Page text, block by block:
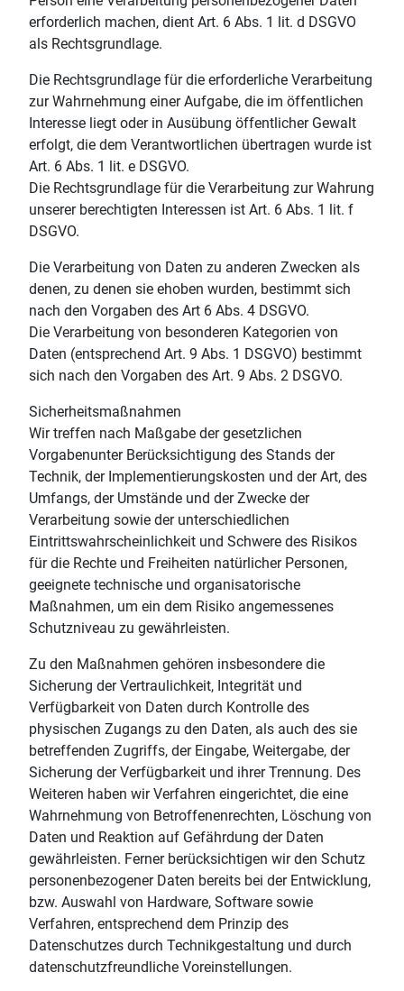
erforderlich machen, dient Art. 6 Abs. 1 lit. d DSGVO
als Rechtsgrundlage.
Die Rechtsgrundlage für die erforderliche Verarbeitung
zur Wahrnehmung einer Aufgabe, die im öffentlichen
Interesse liegt oder in Ausübung öffentlicher Gewalt
erfolgt, die dem Verantwortlichen übertragen wurde ist
Art. 6 Abs. 1 lit. e DSGVO.
Die Rechtsgrundlage für die Verarbeitung zur Wahrung
unserer berechtigten Interessen ist Art. 6 Abs. 1 lit. f
DSGVO.
Die Verarbeitung von Daten zu anderen Zwecken als
denen, zu denen sie ehoben wurden, bestimmt sich
nach den Vorgaben des Art 6 Abs. 4 DSGVO.
Die Verarbeitung von besonderen Kategorien von
Daten (entsprechend Art. 9 Abs. 1 DSGVO) bestimmt
sich nach den Vorgaben des Art. 9 Abs. 2 DSGVO.
Sicherheitsmaßnahmen
Wir treffen nach Maßgabe der gesetzlichen
Vorgabenunter Berücksichtigung des Stands der
Technik, der Implementierungskosten und der Art, des
Umfangs, der Umstände und der Zwecke der
Verarbeitung sowie der unterschiedlichen
Eintrittswahrscheinlichkeit und Schwere des Risikos
für die Rechte und Freiheiten natürlicher Personen,
geeignete technische und organisatorische
Maßnahmen, um ein dem Risiko angemessenes
Schutzniveau zu gewährleisten.
Zu den Maßnahmen gehören insbesondere die
Sicherung der Vertraulichkeit, Integrität und
Verfügbarkeit von Daten durch Kontrolle des
physischen Zugangs zu den Daten, als auch des sie
betreffenden Zugriffs, der Eingabe, Weitergabe, der
Sicherung der Verfügbarkeit und ihrer Trennung. Des
Weiteren haben wir Verfahren eingerichtet, die eine
Wahrnehmung von Betroffenenrechten, Löschung von
Daten und Reaktion auf Gefährdung der Daten
gewährleisten. Ferner berücksichtigen wir den Schutz
personenbezogener Daten bereits bei der Entwicklung,
bzw. Auswahl von Hardware, Software sowie
Verfahren, entsprechend dem Prinzip des
Datenschutzes durch Technikgestaltung und durch
datenschutzfreundliche Voreinstellungen.